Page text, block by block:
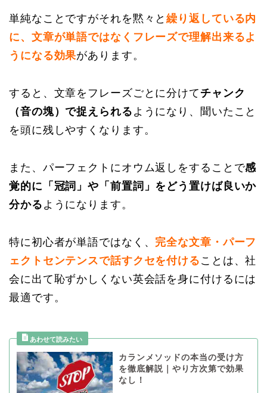
単純なことですがそれを黙々と繰り返している内
に、文章が単語ではなくフレーズで理解出来るよ
うになる効果があります。
すると、文章をフレーズごとに分けて チャンク
（音の塊）で捉えられる ようになり、聞いたこと
を頭に残しやすくなります。
また、パーフェクトにオウム返しをすることで感
覚的に「冠詞」や「前置詞」をどう置けば良いか
分かる ようになります。
特に初心者が単語ではなく、 完全な文章・パーフ
ェクトセンテンスで話すクセを付ける ことは、社
会に出て恥ずかしくない英会話を身に付けるには
最適です。
カランメソッドの本当の受け方
を徹底解説｜やり方次第で効果
なし！